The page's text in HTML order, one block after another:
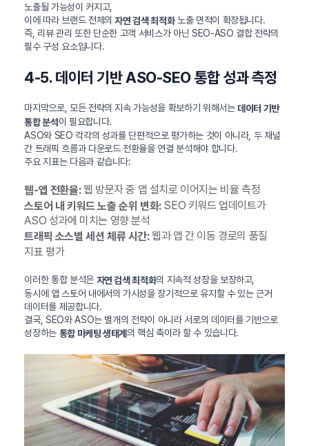
노출될 가능성이 커지고,
이에 따라 브랜드 전체의자연 검색 최적화노출 면적이 확장됩니다.
즉, 리뷰 관리 또한 단순한 고객 서비스가 아닌 SEO-ASO 결합 전략의
필수 구성 요소입니다.
4-5. 데이터 기반 ASO-SEO 통합 성과 측정
마지막으로, 모든 전략의 지속 가능성을 확보하기 위해서는 데이터 기반
통합 분석이 필요합니다.
ASO와 SEO 각각의 성과를 단편적으로 평가하는 것이 아니라, 두 채널
간 트래픽 흐름과 다운로드 전환율을 연결 분석해야 합니다.
주요 지표는 다음과 같습니다:
웹-앱 전환율:웹 방문자 중 앱 설치로 이어지는 비율 측정
스토어 내 키워드 노출 순위 변화:SEO 키워드 업데이트가
ASO 성과에 미치는 영향 분석
트래픽 소스별 세션 체류 시간:웹과 앱 간 이동 경로의 품질
지표 평가
이러한 통합 분석은 자연 검색 최적화의 지속적 성장을 보장하고,
동시에 앱 스토어 내에서의 가시성을 장기적으로 유지할 수 있는 근거
데이터를 제공합니다.
결국, SEO와 ASO는 별개의 전략이 아니라 서로의 데이터를 기반으로
성장하는 통합 마케팅 생태계의 핵심 축이라 할 수 있습니다.